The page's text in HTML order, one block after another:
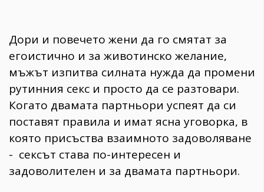
Дори и повечето жени да го смятат за
егоистично и за животинско желание,
мъжът изпитва силната нужда да промени
рутинния секс и просто да се разтовари.
Когато двамата партньори успеят да си
поставят правила и имат ясна уговорка, в
която присъства взаимното задоволяване
- сексът става по-интересен и
задоволителен и за двамата партньори.